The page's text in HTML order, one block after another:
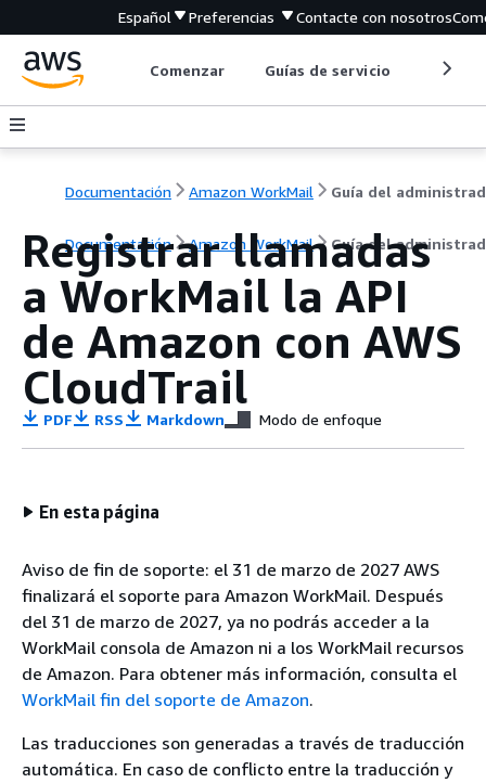
Español Preferencias Contacte con nosotros
Comenzar Guías de servicio
Documentación Amazon WorkMail Guía del
Documentación Amazon WorkMail Guía del
Registrar llamadas
a WorkMail la API
de Amazon con AWS
CloudTrail
PDF RSS Markdown Modo de enfoque
En esta página
Aviso de fin de soporte: el 31 de marzo de 2027 AWS
finalizará el soporte para Amazon WorkMail. Después
del 31 de marzo de 2027, ya no podrás acceder a la
WorkMail consola de Amazon ni a los WorkMail recursos
de Amazon. Para obtener más información, consulta el
WorkMail fin del soporte de Amazon.
Las traducciones son generadas a través de traducción
automática. En caso de conflicto entre la traducción y